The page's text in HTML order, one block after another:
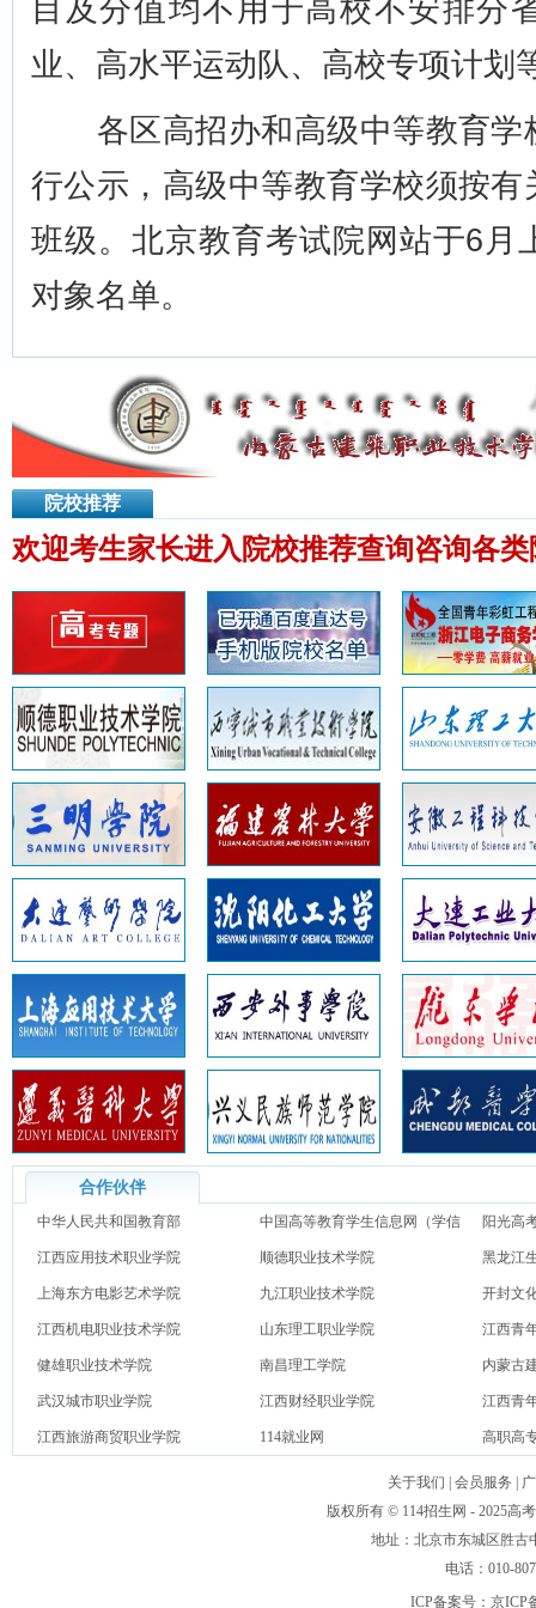
目及分值均不用于高校不安排分
业、高水平运动队、高校专项计划
各区高招办和高级中等教育学
行公示，高级中等教育学校须按
班级。北京教育考试院网站于6月
对象名单。
院校推荐
欢迎考生家长进入院校推荐查询咨询各
合作伙伴
中华人民共和国教育部 中国高等教育学生信息网（学信
网）
阳光高
江西应用技术职业学院 顺德职业技术学院 黑龙江
上海东方电影艺术学院 九江职业技术学院 开封文
江西机电职业技术学院 山东理工职业学院 江西青
健雄职业技术学院 南昌理工学院 内蒙古
武汉城市职业学院 江西财经职业学院 江西青
江西旅游商贸职业学院 114就业网 高职高
关于我们 会员服务
版权所有 © 114招生网 - 2025高
地址：北京市东城区胜
电话：010-
ICP备案号： 京ICP